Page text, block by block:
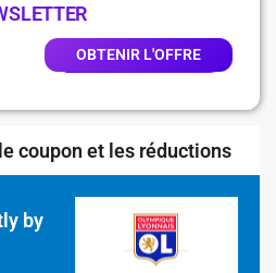
OBTENIR L'OFFRE
coupon et les réductions
by